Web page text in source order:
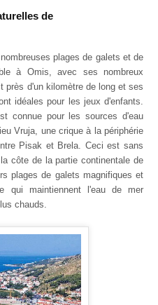
de
plages de galets et de
à Omis, avec ses nombreux
près d'un kilomètre de long et ses
idéales pour les jeux d'enfants.
connue pour les sources d'eau
Vruja, une crique à la périphérie
Pisak et Brela. Ceci est sans
côte de la partie continentale de
plages de galets magnifiques et
qui maintiennent l'eau de mer
chauds.